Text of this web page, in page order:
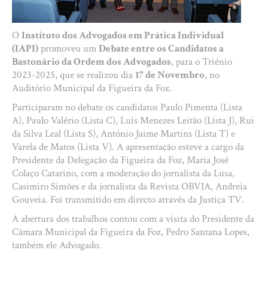
OInstituto dos Advogados em Prática Individual
(IAPI)promoveu umDebate entre os Candidatos a
Bastonário da Ordem dos Advogados, para o Triénio
2023-2025, que se realizou dia 17 de Novembro, no
Auditório Municipal da Figueira da Foz.
Participaram no debate os candidatos Paulo Pimenta (Lista
A), Paulo Valério (Lista C), Luís Menezes Leitão (Lista J), Rui
da Silva Leal (Lista S), António Jaime Martins (Lista T) e
Varela de Matos (Lista V). A apresentação esteve a cargo da
Presidente da Delegação da Figueira da Foz, Maria José
Colaço Catarino, com a moderação do jornalista da Lusa,
Casimiro Simões e da jornalista da Revista OBVIA, Andreia
Gouveia. Foi transmitido em directo através da Justiça TV.
A abertura dos trabalhos contou com a visita do Presidente da
Câmara Municipal da Figueira da Foz, Pedro Santana Lopes,
também ele Advogado.